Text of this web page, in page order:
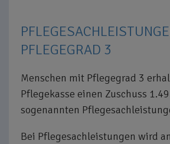
PFLEGEGRAD 3
Menschen mit Pflegegrad 3
Pflegekasse einen Zuschuss
sogenannten
Bei Pflegesachleistungen wird